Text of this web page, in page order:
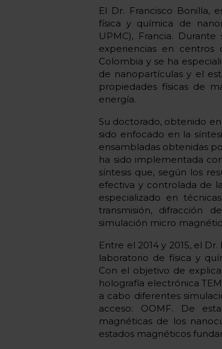
El Dr. Francisco Bonilla,
física y química de
UPMC), Francia.
experiencias en centros
Colombia y se ha
de nanopartículas y el
propiedades físicas de
energía.
Su doctorado, obtenido
sido enfocado en la
ensambladas obtenidas
ha sido implementada
síntesis que, según los
efectiva y controlada de
especializado en
transmisión, difracción
simulación micro
Entre el 2014 y 2015, el
laboratorio de física y
Con el objetivo de
holografía electrónica
a cabo diferentes
acceso: OOMF. De
magnéticas de los
estados magnéticos